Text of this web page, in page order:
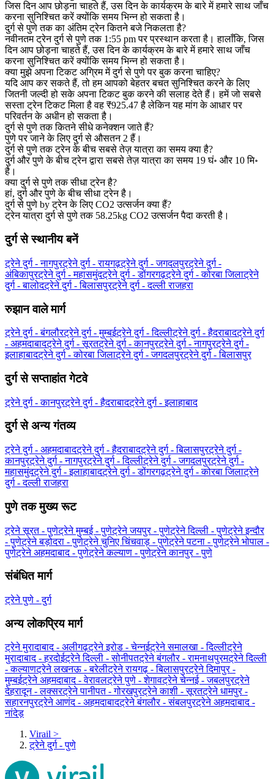
जिस दिन आप छोड़ना चाहते हैं, उस दिन के कार्यक्रम के बारे में हमारे साथ जाँच
करना सुनिश्चित करें क्योंकि समय भिन्न हो सकता है।
दुर्ग से पुणे तक का अंतिम ट्रेन कितने बजे निकलता है?
नवीनतम ट्रेन दुर्ग से पुणे तक 1:55 pm पर प्रस्थान करता है। हालाँकि, जिस
दिन आप छोड़ना चाहते हैं, उस दिन के कार्यक्रम के बारे में हमारे साथ जाँच
करना सुनिश्चित करें क्योंकि समय भिन्न हो सकता है।
क्या मुझे अपना टिकट अग्रिम में दुर्ग से पुणे पर बुक करना चाहिए?
यदि आप कर सकते हैं, तो हम आपको बेहतर बचत सुनिश्चित करने के लिए
जितनी जल्दी हो सके अपना टिकट बुक करने की सलाह देते हैं। हमें जो सबसे
सस्ता ट्रेन टिकट मिला है वह ₹925.47 है लेकिन यह मांग के आधार पर
परिवर्तन के अधीन हो सकता है।
दुर्ग से पुणे तक कितने सीधे कनेक्शन जाते हैं?
पुणे पर जाने के लिए दुर्ग से औसतन 2 हैं।
दुर्ग से पुणे तक ट्रेन के बीच सबसे तेज़ यात्रा का समय क्या है?
दुर्ग और पुणे के बीच ट्रेन द्वारा सबसे तेज़ यात्रा का समय 19 घं॰ और 10 मि॰
है।
क्या दुर्ग से पुणे तक सीधा ट्रेन है?
हां, दुर्ग और पुणे के बीच सीधा ट्रेन है।
दुर्ग से पुणे by ट्रेन के लिए CO2 उत्सर्जन क्या हैं?
ट्रेन यात्रा दुर्ग से पुणे तक 58.25kg CO2 उत्सर्जन पैदा करती है।
दुर्ग से स्थानीय बनें
ट्रेने दुर्ग - नागपुरट्रेने दुर्ग - रायगढ़ट्रेने दुर्ग - जगदलपुरट्रेने दुर्ग -
अंबिकापुरट्रेने दुर्ग - महासमुंदट्रेने दुर्ग - डोंगरगढ़ट्रेने दुर्ग - कोरबा जिलाट्रेने
दुर्ग - बालोदट्रेने दुर्ग - बिलासपुरट्रेने दुर्ग - दल्ली राजहरा
रुझान वाले मार्ग
ट्रेने दुर्ग - बंगलौरट्रेने दुर्ग - मुम्बईट्रेने दुर्ग - दिल्लीट्रेने दुर्ग - हैदराबादट्रेने दुर्ग
- अहमदाबादट्रेने दुर्ग - सूरतट्रेने दुर्ग - कानपुरट्रेने दुर्ग - नागपुरट्रेने दुर्ग -
इलाहाबादट्रेने दुर्ग - कोरबा जिलाट्रेने दुर्ग - जगदलपुरट्रेने दुर्ग - बिलासपुर
दुर्ग से सप्ताहांत गेटवे
ट्रेने दुर्ग - कानपुरट्रेने दुर्ग - हैदराबादट्रेने दुर्ग - इलाहाबाद
दुर्ग से अन्य गंतव्य
ट्रेने दुर्ग - अहमदाबादट्रेने दुर्ग - हैदराबादट्रेने दुर्ग - बिलासपुरट्रेने दुर्ग -
कानपुरट्रेने दुर्ग - नागपुरट्रेने दुर्ग - दिल्लीट्रेने दुर्ग - जगदलपुरट्रेने दुर्ग -
महासमुंदट्रेने दुर्ग - इलाहाबादट्रेने दुर्ग - डोंगरगढ़ट्रेने दुर्ग - कोरबा जिलाट्रेने
दुर्ग - दल्ली राजहरा
पुणे तक मुख्य रूट
ट्रेने सूरत - पुणेट्रेने मुम्बई - पुणेट्रेने जयपुर - पुणेट्रेने दिल्ली - पुणेट्रेने इन्दौर
- पुणेट्रेने बड़ोदरा - पुणेट्रेने चुनिए चिंचवाड़ - पुणेट्रेने पटना - पुणेट्रेने भोपाल -
पुणेट्रेने अहमदाबाद - पुणेट्रेने कल्याण - पुणेट्रेने कानपुर - पुणे
संबंधित मार्ग
ट्रेने पुणे - दुर्ग
अन्य लोकप्रिय मार्ग
ट्रेने मुरादाबाद - अलीगढ़ट्रेने इरोड - चेन्नईट्रेने समालखा - दिल्लीट्रेने
मुरादाबाद - हरदोईट्रेने दिल्ली - सोनीपतट्रेने बंगलौर - रामनाथपुरमट्रेने दिल्ली
- कल्याणट्रेने लखनऊ - बरेलीट्रेने रायगढ़ - बिलासपुरट्रेने दिमापुर -
मुम्बईट्रेने अहमदाबाद - वेरावलट्रेने पुणे - शेगावट्रेने चेन्नई - जबलपुरट्रेने
देहरादून - लक्सरट्रेने पानीपत - गोरखपुरट्रेने काशी - सूरतट्रेने धामपुर -
सहारनपुरट्रेने आणंद - अहमदाबादट्रेने बंगलौर - संबलपुरट्रेने अहमदाबाद -
नांदेड़
Virail >
ट्रेने दुर्ग - पुणे